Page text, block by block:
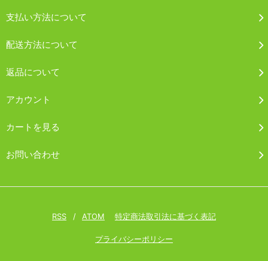
支払い方法について
配送方法について
返品について
アカウント
カートを見る
お問い合わせ
RSS / ATOM 特定商法取引法に基づく表記
プライバシーポリシー